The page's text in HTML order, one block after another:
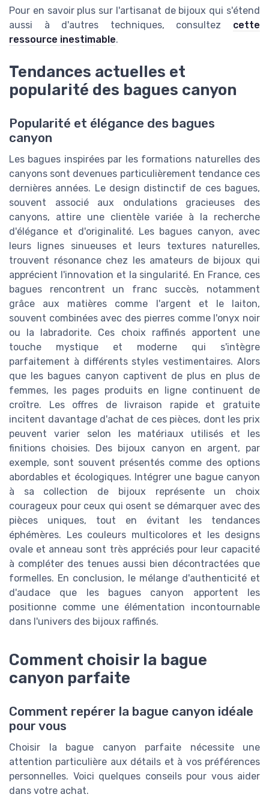
Pour en savoir plus sur l'artisanat de bijoux qui s'étend
aussi à d'autres techniques, consultez cette
ressource inestimable.
Tendances actuelles et
popularité des bagues canyon
Popularité et élégance des bagues
canyon
Les bagues inspirées par les formations naturelles des
canyons sont devenues particulièrement tendance ces
dernières années. Le design distinctif de ces bagues,
souvent associé aux ondulations gracieuses des
canyons, attire une clientèle variée à la recherche
d'élégance et d'originalité. Les bagues canyon, avec
leurs lignes sinueuses et leurs textures naturelles,
trouvent résonance chez les amateurs de bijoux qui
apprécient l'innovation et la singularité. En France, ces
bagues rencontrent un franc succès, notamment
grâce aux matières comme l'argent et le laiton,
souvent combinées avec des pierres comme l'onyx noir
ou la labradorite. Ces choix raffinés apportent une
touche mystique et moderne qui s'intègre
parfaitement à différents styles vestimentaires. Alors
que les bagues canyon captivent de plus en plus de
femmes, les pages produits en ligne continuent de
croître. Les offres de livraison rapide et gratuite
incitent davantage d'achat de ces pièces, dont les prix
peuvent varier selon les matériaux utilisés et les
finitions choisies. Des bijoux canyon en argent, par
exemple, sont souvent présentés comme des options
abordables et écologiques. Intégrer une bague canyon
à sa collection de bijoux représente un choix
courageux pour ceux qui osent se démarquer avec des
pièces uniques, tout en évitant les tendances
éphémères. Les couleurs multicolores et les designs
ovale et anneau sont très appréciés pour leur capacité
à compléter des tenues aussi bien décontractées que
formelles. En conclusion, le mélange d'authenticité et
d'audace que les bagues canyon apportent les
positionne comme une élémentation incontournable
dans l'univers des bijoux raffinés.
Comment choisir la bague
canyon parfaite
Comment repérer la bague canyon idéale
pour vous
Choisir la bague canyon parfaite nécessite une
attention particulière aux détails et à vos préférences
personnelles. Voici quelques conseils pour vous aider
dans votre achat.